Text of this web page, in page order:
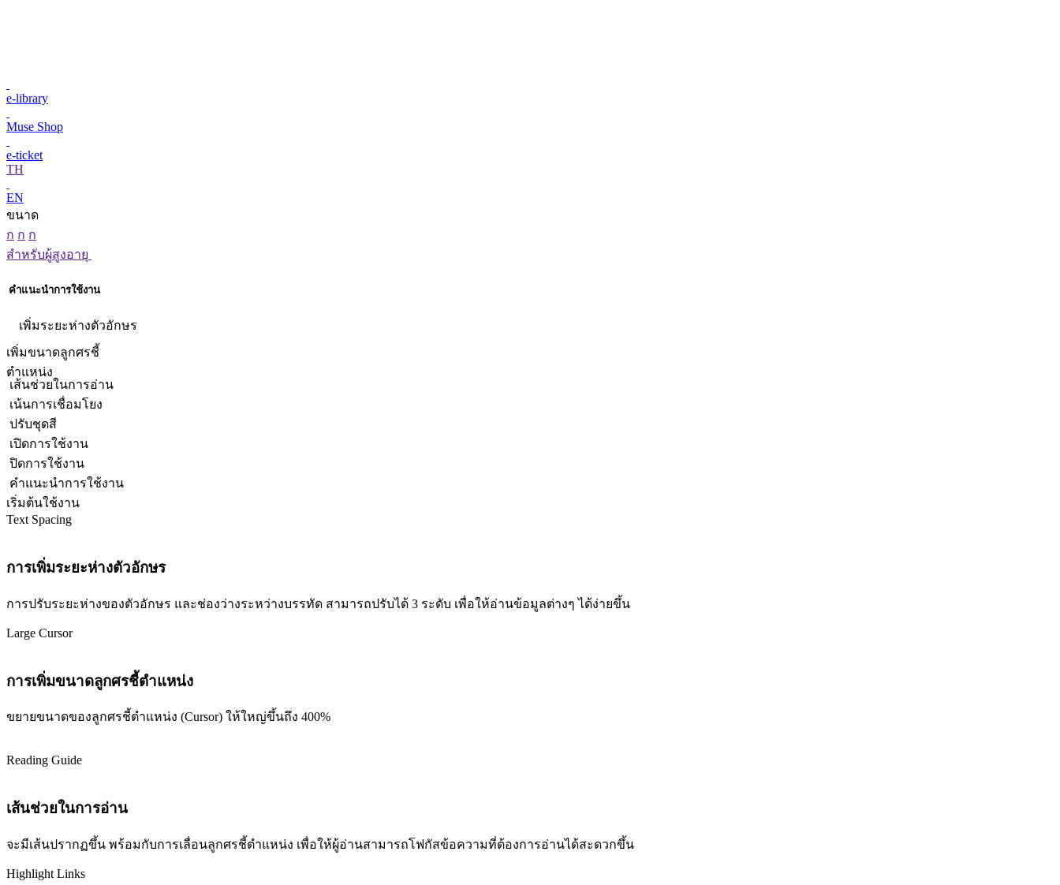
e-library
Muse Shop
e-ticket
TH
EN
ขนาด
ก ก ก
สำหรับผู้สูงอายุ
คำแนะนำการใช้งาน
เพิ่มระยะห่างตัวอักษร
เพิ่มขนาดลูกศรชี้
ตำแหน่ง
เส้นช่วยในการอ่าน
เน้นการเชื่อมโยง
ปรับชุดสี
เปิดการใช้งาน
ปิดการใช้งาน
คำแนะนำการใช้งาน
เริ่มต้นใช้งาน
Text Spacing
การเพิ่มระยะห่างตัวอักษร
การปรับระยะห่างของตัวอักษร และช่องว่างระหว่างบรรทัด สามารถปรับได้ 3 ระดับ เพื่อให้อ่านข้อมูลต่างๆ ได้ง่ายขึ้น
Large Cursor
การเพิ่มขนาดลูกศรชี้ตำแหน่ง
ขยายขนาดของลูกศรชี้ตำแหน่ง (Cursor) ให้ใหญ่ขึ้นถึง 400%
Reading Guide
เส้นช่วยในการอ่าน
จะมีเส้นปรากฏขึ้น พร้อมกับการเลื่อนลูกศรชี้ตำแหน่ง เพื่อให้ผู้อ่านสามารถโฟกัสข้อความที่ต้องการอ่านได้สะดวกขึ้น
Highlight Links